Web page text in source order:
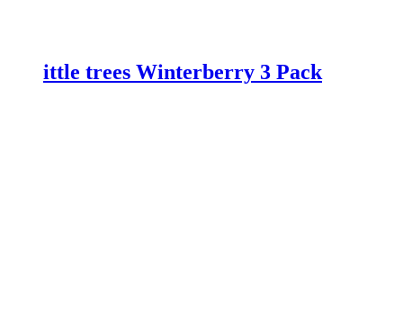
ittle trees Winterberry 3 Pack